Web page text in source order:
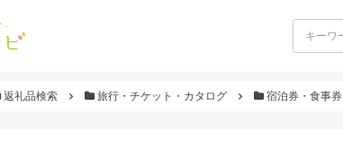
返礼品検索 旅行・チケット・カタログ 宿泊券・食事券